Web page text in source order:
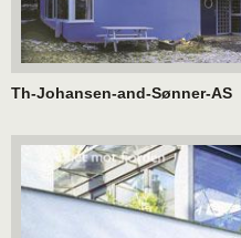
Th-Johansen-and-Sønner-AS